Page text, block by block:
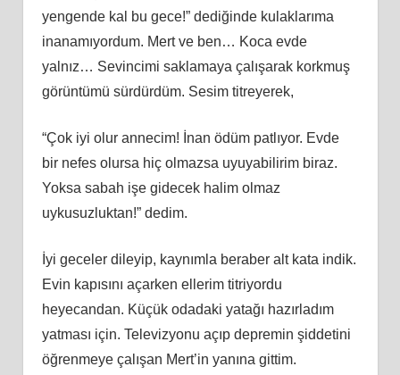
yengende kal bu gece!” dediğinde kulaklarıma
inanamıyordum. Mert ve ben… Koca evde
yalnız… Sevincimi saklamaya çalışarak korkmuş
görüntümü sürdürdüm. Sesim titreyerek,
“Çok iyi olur annecim! İnan ödüm patlıyor. Evde
bir nefes olursa hiç olmazsa uyuyabilirim biraz.
Yoksa sabah işe gidecek halim olmaz
uykusuzluktan!” dedim.
İyi geceler dileyip, kaynımla beraber alt kata indik.
Evin kapısını açarken ellerim titriyordu
heyecandan. Küçük odadaki yatağı hazırladım
yatması için. Televizyonu açıp depremin şiddetini
öğrenmeye çalışan Mert’in yanına gittim.